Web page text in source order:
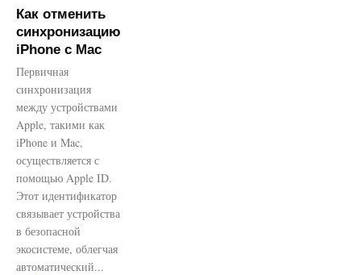
Как отменить
синхронизацию
iPhone с Mac
Первичная
синхронизация
между устройствами
Apple, такими как
iPhone и Mac,
осуществляется с
помощью Apple ID.
Этот идентификатор
связывает устройства
в безопасной
экосистеме, облегчая
автоматический...